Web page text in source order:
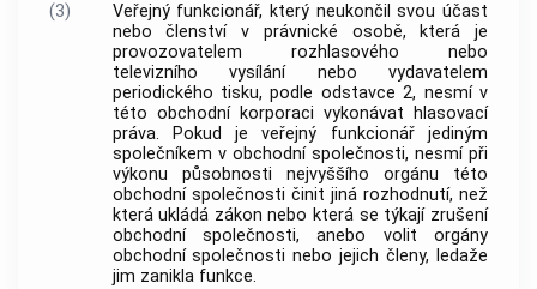
(3)
Veřejný funkcionář, který neukončil svou účast
nebo členství v právnické osobě, která je
provozovatelem rozhlasového nebo
televizního vysílání nebo vydavatelem
periodického tisku, podle odstavce 2, nesmí v
této obchodní korporaci vykonávat hlasovací
práva. Pokud je veřejný funkcionář jediným
společníkem v obchodní společnosti, nesmí při
výkonu působnosti nejvyššího orgánu této
obchodní společnosti činit jiná rozhodnutí, než
která ukládá zákon nebo která se týkají zrušení
obchodní společnosti, anebo volit orgány
obchodní společnosti nebo jejich členy, ledaže
jim zanikla funkce.